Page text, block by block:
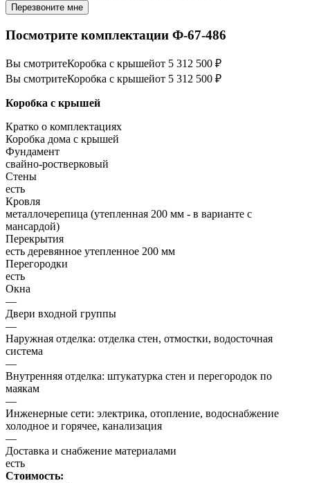
Перезвоните мне
Посмотрите комплектации Ф-67-486
Вы смотритеКоробка с крышейот 5 312 500 ₽
Вы смотритеКоробка с крышейот 5 312 500 ₽
Коробка с крышей
Кратко о комплектациях
Коробка дома с крышей
Фундамент
свайно-ростверковый
Стены
есть
Кровля
металлочерепица (утепленная 200 мм - в варианте с
мансардой)
Перекрытия
есть деревянное утепленное 200 мм
Перегородки
есть
Окна
—
Двери входной группы
—
Наружная отделка: отделка стен, отмостки, водосточная
система
—
Внутренняя отделка: штукатурка стен и перегородок по
маякам
—
Инженерные сети: электрика, отопление, водоснабжение
холодное и горячее, канализация
—
Доставка и снабжение материалами
есть
Стоимость: